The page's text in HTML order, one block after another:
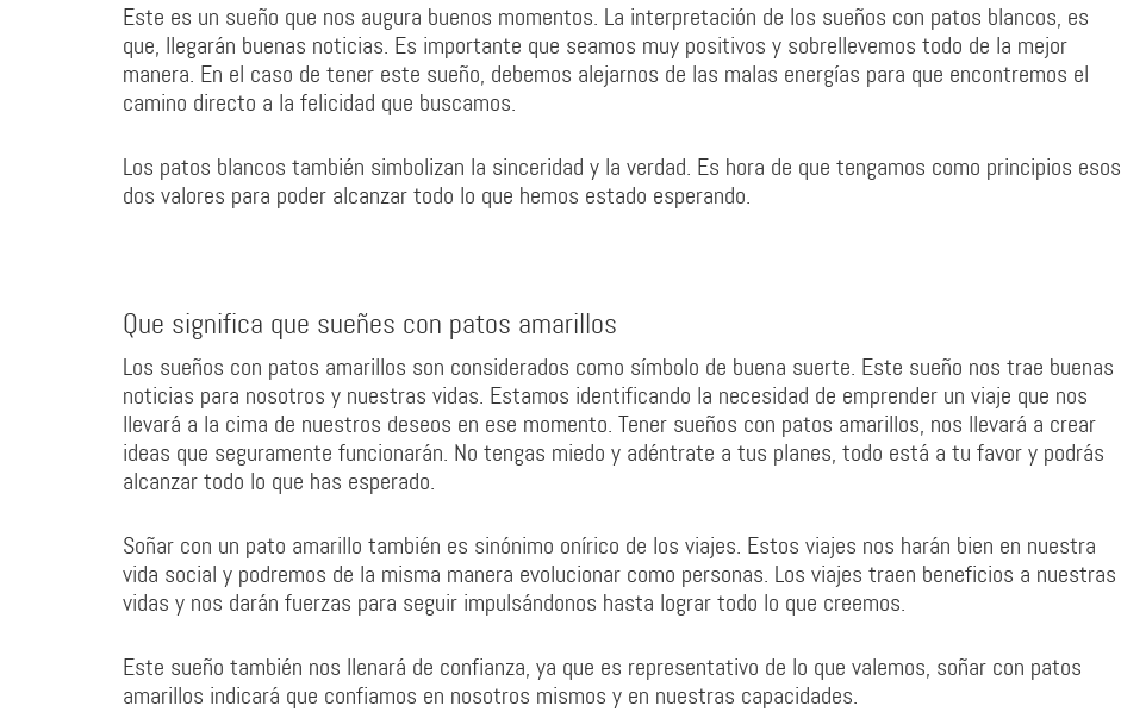
Este es un sueño que nos augura buenos momentos. La interpretación de los sueños con patos blancos, es
que, llegarán buenas noticias. Es importante que seamos muy positivos y sobrellevemos todo de la mejor
manera. En el caso de tener este sueño, debemos alejarnos de las malas energías para que encontremos el
camino directo a la felicidad que buscamos.
Los patos blancos también simbolizan la sinceridad y la verdad. Es hora de que tengamos como principios esos
dos valores para poder alcanzar todo lo que hemos estado esperando.
Que significa que sueñes con patos amarillos
Los sueños con patos amarillos son considerados como símbolo de buena suerte. Este sueño nos trae buenas
noticias para nosotros y nuestras vidas. Estamos identificando la necesidad de emprender un viaje que nos
llevará a la cima de nuestros deseos en ese momento. Tener sueños con patos amarillos, nos llevará a crear
ideas que seguramente funcionarán. No tengas miedo y adéntrate a tus planes, todo está a tu favor y podrás
alcanzar todo lo que has esperado.
Soñar con un pato amarillo también es sinónimo onírico de los viajes. Estos viajes nos harán bien en nuestra
vida social y podremos de la misma manera evolucionar como personas. Los viajes traen beneficios a nuestras
vidas y nos darán fuerzas para seguir impulsándonos hasta lograr todo lo que creemos.
Este sueño también nos llenará de confianza, ya que es representativo de lo que valemos, soñar con patos
amarillos indicará que confiamos en nosotros mismos y en nuestras capacidades.